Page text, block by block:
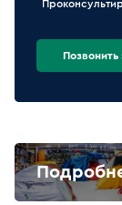
Позвонить